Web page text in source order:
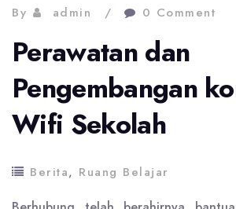
By admin 0 Comment
Perawatan dan
Pengembangan
Wifi Sekolah
Berita, Ruang Belajar